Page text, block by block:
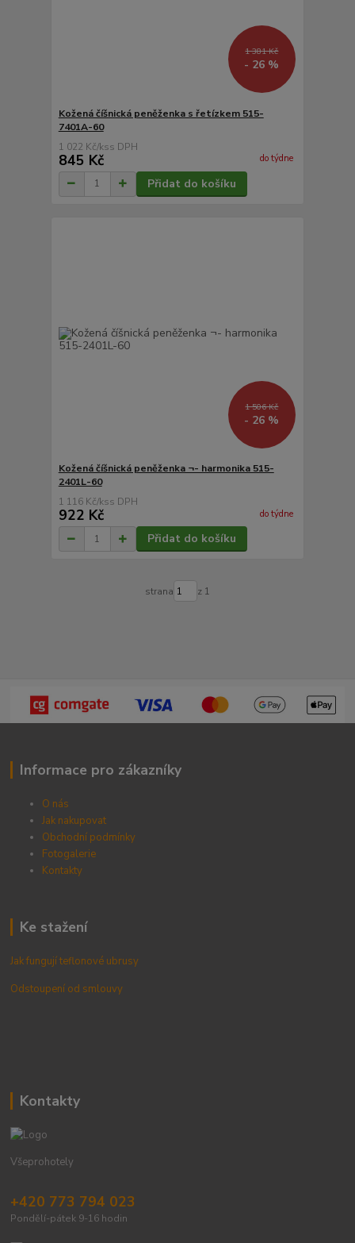
1 381 Kč
- 26 %
Kožená číšnická peněženka s řetízkem 515-
7401A-60
1 022 Kč/ks
845 Kč do týdne
Přidat do košíku
1 506 Kč
- 26 %
Kožená číšnická peněženka ¬- harmonika 515-
2401L-60
1 116 Kč/ks
922 Kč do týdne
Přidat do košíku
strana z 1
Informace pro zákazníky
O nás
Jak nakupovat
Obchodní podmínky
Fotogalerie
Kontakty
Ke stažení
Jak fungují teflonové ubrusy
Odstoupení od smlouvy
Kontakty
Všeprohotely
+420 773 794 023
Pondělí-pátek 9-16 hodin